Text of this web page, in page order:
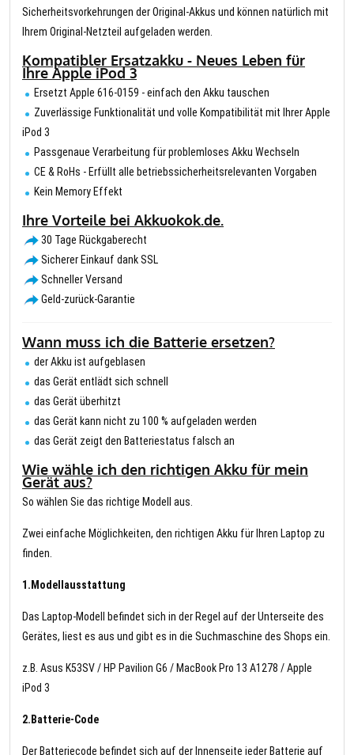
Sicherheitsvorkehrungen der Original-Akkus und können natürlich mit
Ihrem Original-Netzteil aufgeladen werden.
Kompatibler Ersatzakku - Neues Leben für
Ihre Apple iPod 3
Ersetzt Apple 616-0159 - einfach den Akku tauschen
Zuverlässige Funktionalität und volle Kompatibilität mit Ihrer Apple
iPod 3
Passgenaue Verarbeitung für problemloses Akku Wechseln
CE & RoHs - Erfüllt alle betriebssicherheitsrelevanten Vorgaben
Kein Memory Effekt
Ihre Vorteile bei Akkuokok.de.
30 Tage Rückgaberecht
Sicherer Einkauf dank SSL
Schneller Versand
Geld-zurück-Garantie
Wann muss ich die Batterie ersetzen?
der Akku ist aufgeblasen
das Gerät entlädt sich schnell
das Gerät überhitzt
das Gerät kann nicht zu 100 % aufgeladen werden
das Gerät zeigt den Batteriestatus falsch an
Wie wähle ich den richtigen Akku für mein
Gerät aus?
So wählen Sie das richtige Modell aus.
Zwei einfache Möglichkeiten, den richtigen Akku für Ihren Laptop zu
finden.
1.Modellausstattung
Das Laptop-Modell befindet sich in der Regel auf der Unterseite des
Gerätes, liest es aus und gibt es in die Suchmaschine des Shops ein.
z.B. Asus K53SV / HP Pavilion G6 / MacBook Pro 13 A1278 / Apple
iPod 3
2.Batterie-Code
Der Batteriecode befindet sich auf der Innenseite jeder Batterie auf